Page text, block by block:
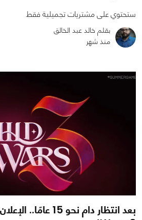
ستحتوي على مشتريات تجميلية فقط
بقلم خالد عبد الخالق
منذ شهر